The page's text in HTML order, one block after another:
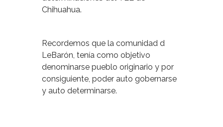
Chihuahua.
Recordemos que la comunidad d
LeBarón, tenía como objetivo
denominarse pueblo originario y por
consiguiente, poder auto gobernarse
y auto determinarse.